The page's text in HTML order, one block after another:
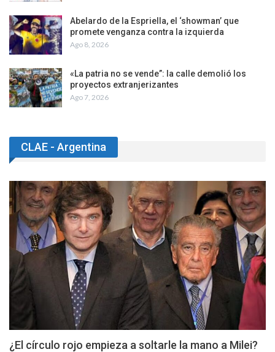
Abelardo de la Espriella, el ‘showman’ que
promete venganza contra la izquierda
Ago 8, 2026
«La patria no se vende”: la calle demolió los
proyectos extranjerizantes
Ago 7, 2026
CLAE - Argentina
¿El círculo rojo empieza a soltarle la mano a Milei?